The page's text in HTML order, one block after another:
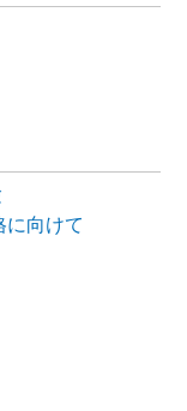
に向けて